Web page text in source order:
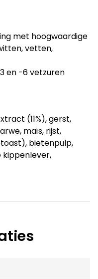
met hoogwaardige
vetten,
en -6 vetzuren
(11%), gerst,
maïs, rijst,
bietenpulp,
kippenlever,